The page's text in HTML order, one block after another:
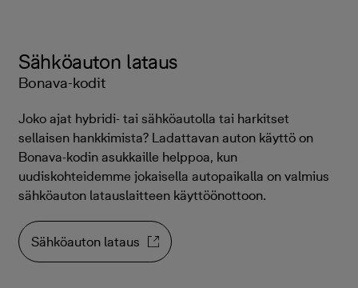
Sähköauton lataus
Bonava-kodit
Joko ajat hybridi- tai sähköautolla tai harkitset
sellaisen hankkimista? Ladattavan auton käyttö on
Bonava-kodin asukkaille helppoa, kun
uudiskohteidemme jokaisella autopaikalla on valmius
sähköauton latauslaitteen käyttöönottoon.
Sähköauton lataus